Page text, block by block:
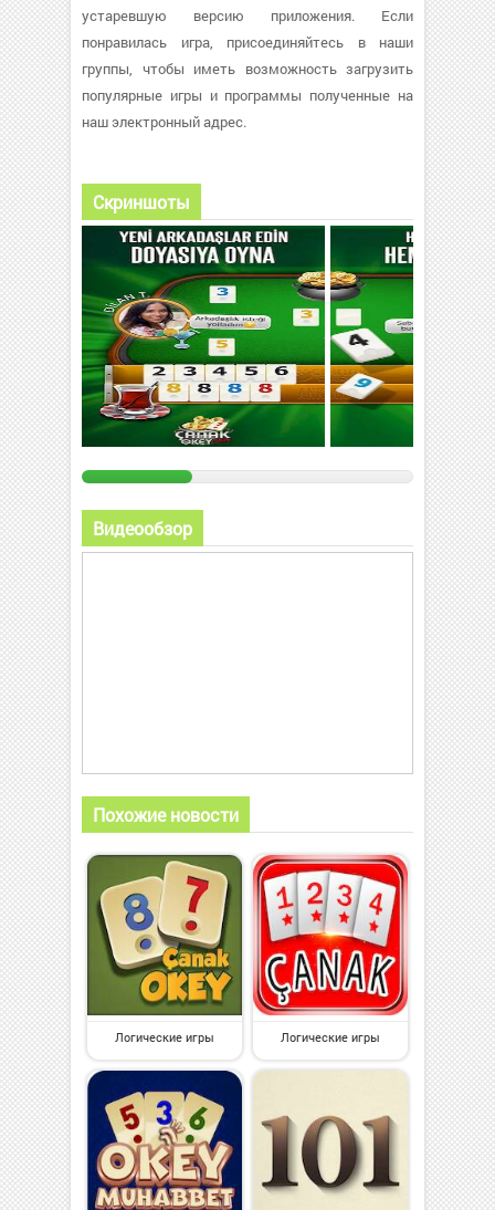
устаревшую версию приложения. Если
понравилась игра, присоединяйтесь в наши
группы, чтобы иметь возможность загрузить
популярные игры и программы полученные на
наш электронный адрес.
Скриншоты
Видеообзор
Похожие новости
Логические игры Логические игры